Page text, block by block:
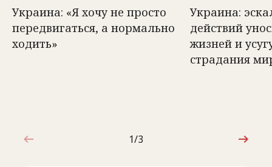
Украина: «Я хочу не просто
передвигаться, а нормально
ходить»
Украина:
действий
жизней и
страдания
1 из 3
1/3